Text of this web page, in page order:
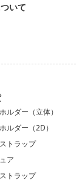
いて
ルダー（立体）
ルダー（2D）
トラップ
ア
トラップ